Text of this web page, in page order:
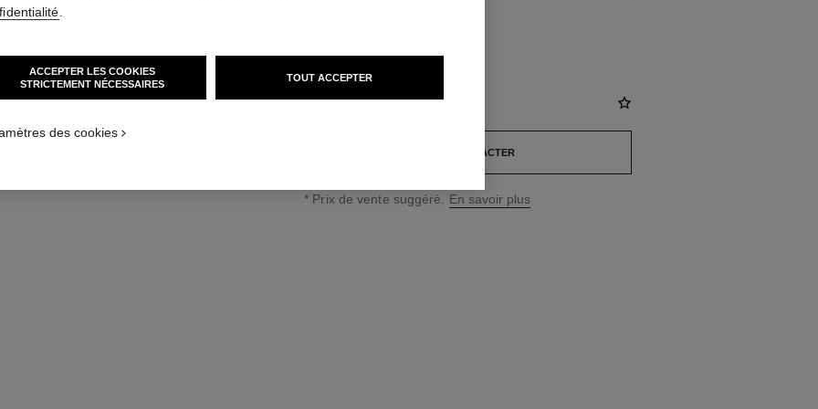
standard
66 000 €*
NOUS CONTACTER
↩
* Prix de vente suggéré. En savoir plus
ACCEPTER LES COOKIES
STRICTEMENT NÉCESSAIRES
TOUT ACCEPTER
des cookies